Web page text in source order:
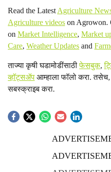
Read the Latest Agriculture
Agriculture videos on Agrowon.
on Market Intelligence, Market
Care, Weather Updates and
ताज्या कृषी घडामोडींसाठीफेसबुक,
व्हॉट्सॲप आम्हाला फॉलो करा.
सबस्क्राइब करा.